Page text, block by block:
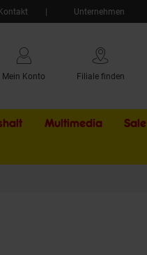
Unternehmen
Mein Konto Filiale finden
Multimedia Sale